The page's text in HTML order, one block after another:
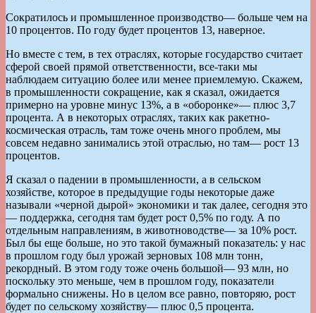
Сократилось и промышленное производство— больше чем на
10 процентов. По году будет процентов 13, наверное.
Но вместе с тем, в тех отраслях, которые государство считает
сферой своей прямой ответственности, все-таки мы
наблюдаем ситуацию более или менее приемлемую. Скажем,
в промышленности сокращение, как я сказал, ожидается
примерно на уровне минус 13%, а в «оборонке»— плюс 3,7
процента. А в некоторых отраслях, таких как ракетно-
космическая отрасль, там тоже очень много проблем, мы
совсем недавно занимались этой отраслью, но там— рост 13
процентов.
Я сказал о падении в промышленности, а в сельском
хозяйстве, которое в предыдущие годы некоторые даже
называли «черной дырой» экономики и так далее, сегодня это
— поддержка, сегодня там будет рост 0,5% по году. А по
отдельным направлениям, в животноводстве— за 10% рост.
Был бы еще больше, но это такой бумажный показатель: у нас
в прошлом году был урожай зерновых 108 млн тонн,
рекордный. В этом году тоже очень большой— 93 млн, но
поскольку это меньше, чем в прошлом году, показатели
формально снижены. Но в целом все равно, повторяю, рост
будет по сельскому хозяйству— плюс 0,5 процента.